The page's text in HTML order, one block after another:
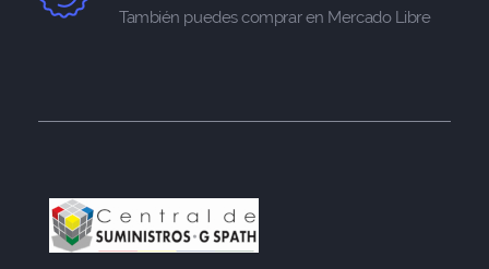
También puedes comprar en Mercado Libre